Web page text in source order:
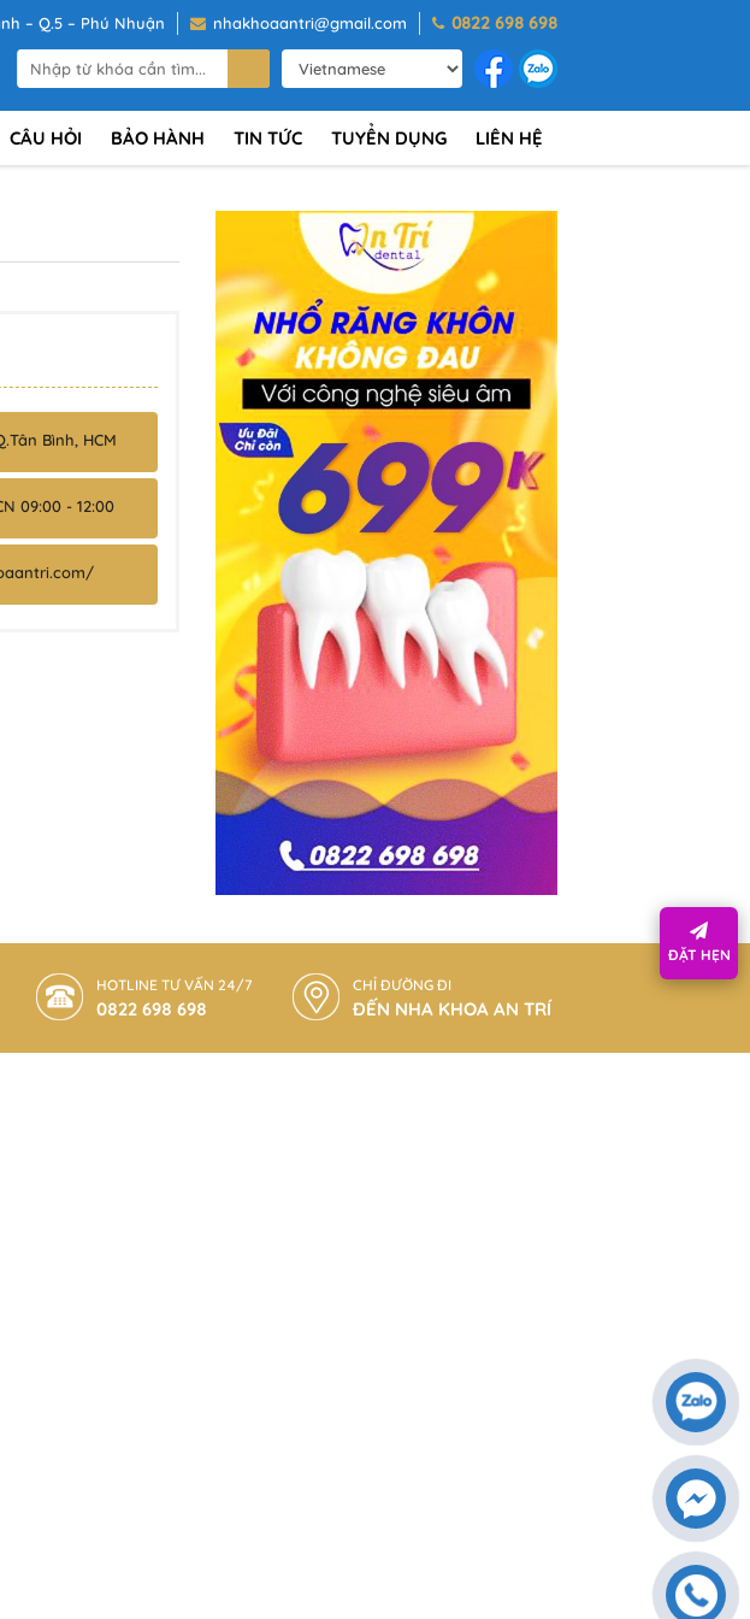
– Q.5 – Phú Nhuận nhakhoaantri@gmail.com 0822 698 698
CÂU HỎI BẢO HÀNH TIN TỨC TUYỂN DỤNG LIÊN HỆ
Bình, HCM
09:00 - 12:00
HOTLINE TƯ VẤN 24/7
0822 698 698
CHỈ ĐƯỜNG ĐI
ĐẾN NHA KHOA AN TRÍ
ĐẶT HẸN